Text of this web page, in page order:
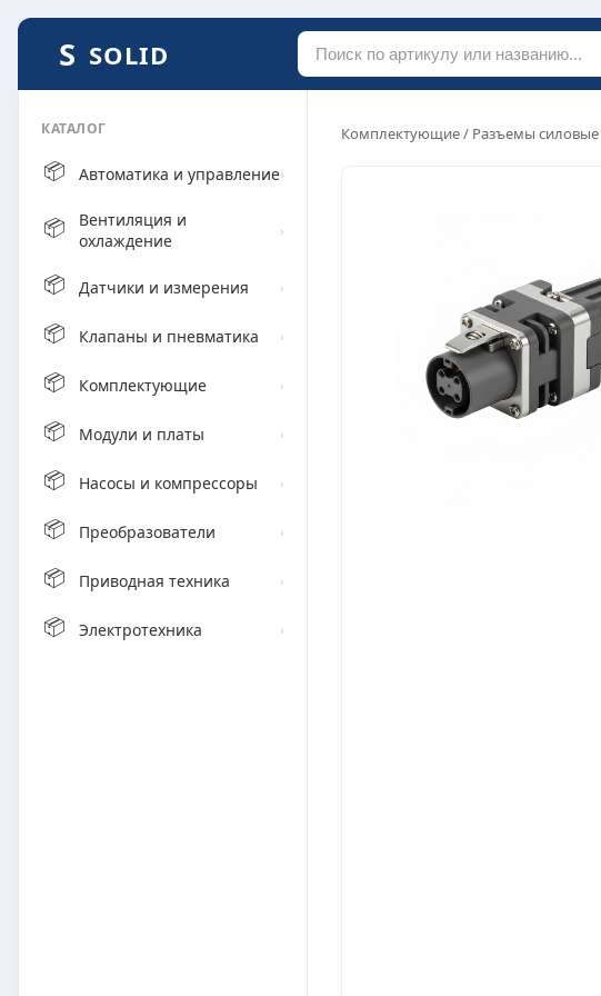
SOLID
КАТАЛОГ
📦 Автоматика и управление›
📦
Вентиляция и
охлаждение
›
📦 Датчики и измерения ›
📦 Клапаны и пневматика ›
📦 Комплектующие ›
📦 Модули и платы ›
📦 Насосы и компрессоры ›
📦 Преобразователи ›
📦 Приводная техника ›
📦 Электротехника ›
Комплектующие/ Разъемы силовые